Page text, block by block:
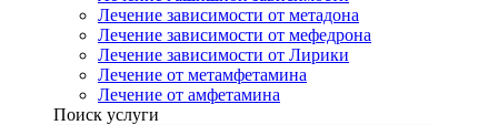
Лечение зависимости от метадона
Лечение зависимости от мефедрона
Лечение зависимости от Лирики
Лечение от метамфетамина
Лечение от амфетамина
Поиск услуги